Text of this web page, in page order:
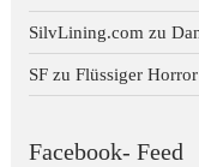
SilvLining.com zu
SF zuFlüssiger
Facebook- Feed